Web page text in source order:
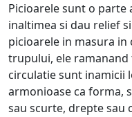
Picioarele sunt o parte
inaltimea si dau relief
picioarele in masura in
trupului, ele
circulatie sunt inamicii
armonioase ca forma,
sau scurte, drepte sau